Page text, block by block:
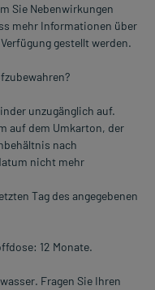
Sie Nebenwirkungen
mehr Informationen über
gestellt werden.
unzugänglich auf.
auf dem Umkarton, der
nach
nicht mehr
Tag des angegebenen
12 Monate.
Fragen Sie Ihren